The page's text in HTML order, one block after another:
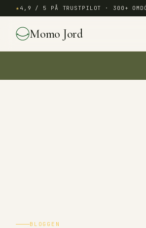
★ 4,9 / 5 PÅ TRUSTPILOT · 300+
Momo Jord
BLOGGEN